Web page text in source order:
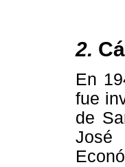
2.
En
fue
de
José